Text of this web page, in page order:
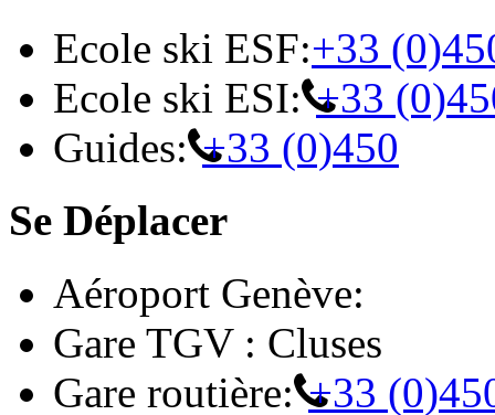
Ecole ski ESF:+33
Ecole ski ESI: +33
Guides: +33 (0)450
Se Déplacer
Aéroport Genève:
Gare TGV : Cluses
Gare routière: +33